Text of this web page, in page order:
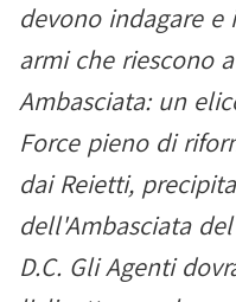
devono indagare
armi che riescono
Ambasciata: un
Force pieno di
dai Reietti,
dell'Ambasciata
D.C. Gli Agenti